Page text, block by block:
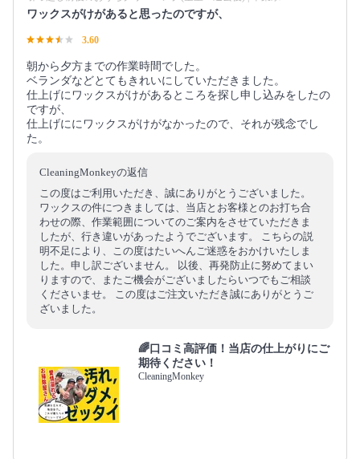
ワックスがけがあると思ったのですが、
3.60
朝から夕方までの作業時間でした。
ベランダなどとてもきれいにしていただきました。
仕上げにワックスがけがあるところを探し申し込みをしたの
ですが、
仕上げににワックスがけがなかったので、それが残念でし
た。
CleaningMonkeyの返信
この度はご利用いただき、誠にありがとうございました。
ワックスの件につきましては、当店とお客様とのお打ち合
わせの際、作業範囲についてのご案内をさせていただきま
したが、行き違いがあったようでございます。 こちらの説
明不足により、この度はたいへんご迷惑をおかけいたしま
した。申し訳ございません。 以後、再発防止に努めてまい
りますので、またご機会がございましたらいつでもご相談
くださいませ。 この度はご注文いただき誠にありがとうご
ざいました。
🌈口コミ高評価！当店の仕上がりにご
期待ください！
CleaningMonkey